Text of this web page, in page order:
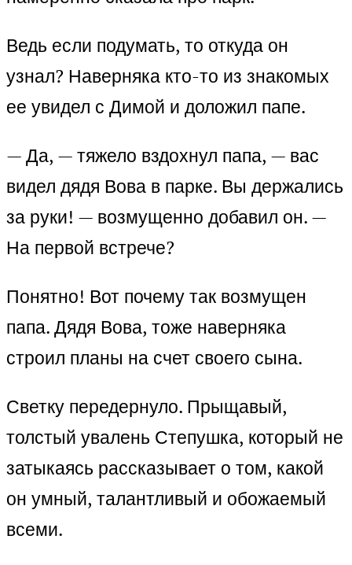
Ведь если подумать, то откуда он
узнал? Наверняка кто-то из знакомых
ее увидел с Димой и доложил папе.
— Да, — тяжело вздохнул папа, — вас
видел дядя Вова в парке. Вы держались
за руки! — возмущенно добавил он. —
На первой встрече?
Понятно! Вот почему так возмущен
папа. Дядя Вова, тоже наверняка
строил планы на счет своего сына.
Светку передернуло. Прыщавый,
толстый увалень Степушка, который не
затыкаясь рассказывает о том, какой
он умный, талантливый и обожаемый
всеми.